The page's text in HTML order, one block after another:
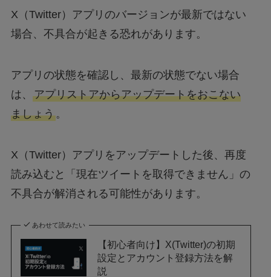
X（Twitter）アプリのバージョンが最新ではない
場合、不具合が起きる恐れがあります。
アプリの状態を確認し、最新の状態でない場合
は、 アプリストアからアップデートをおこない
ましょう。
X（Twitter）アプリをアップデートした後、再度
読み込むと「現在ツイートを取得できません」の
不具合が解消される可能性があります。
あわせて読みたい
【初心者向け】X(Twitter)の初期
設定とアカウント登録方法を解
説